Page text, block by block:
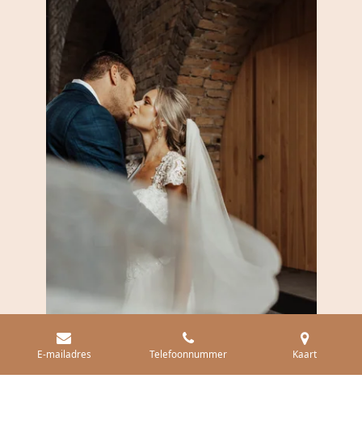
E-mailadres Telefoonnummer Kaart